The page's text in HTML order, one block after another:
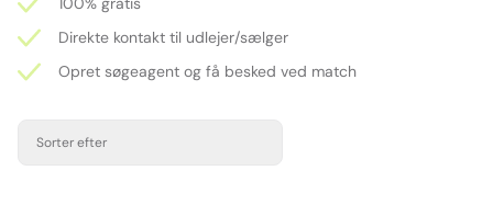
Direkte kontakt til udlejer/sælger
Opret søgeagent og få besked ved match
Sorter efter